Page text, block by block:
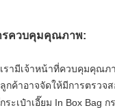
รควบคุมคุณภาพ:
รามีเจ้าหน้าที่ควบคุมคุณภ
กค้าอาจจัดให้มีการตรวจ